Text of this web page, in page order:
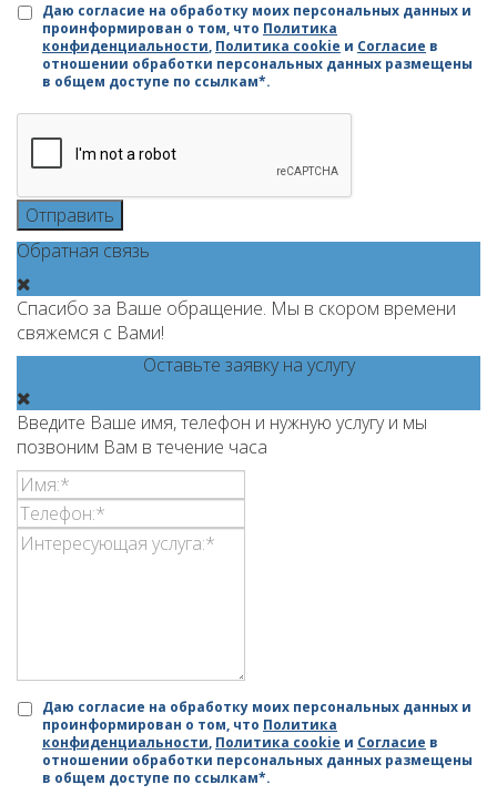
Даю согласие на обработку моих персональных данных и
проинформирован о том, что Политика
конфиденциальности, Политика cookie и Согласие в
отношении обработки персональных данных размещены
в общем доступе по ссылкам*.
Отправить
Обратная связь
Спасибо за Ваше обращение. Мы в скором времени
свяжемся с Вами!
Оставьте заявку на услугу
Введите Ваше имя, телефон и нужную услугу и мы
позвоним Вам в течение часа
Даю согласие на обработку моих персональных данных и
проинформирован о том, что Политика
конфиденциальности, Политика cookie и Согласие в
отношении обработки персональных данных размещены
в общем доступе по ссылкам*.